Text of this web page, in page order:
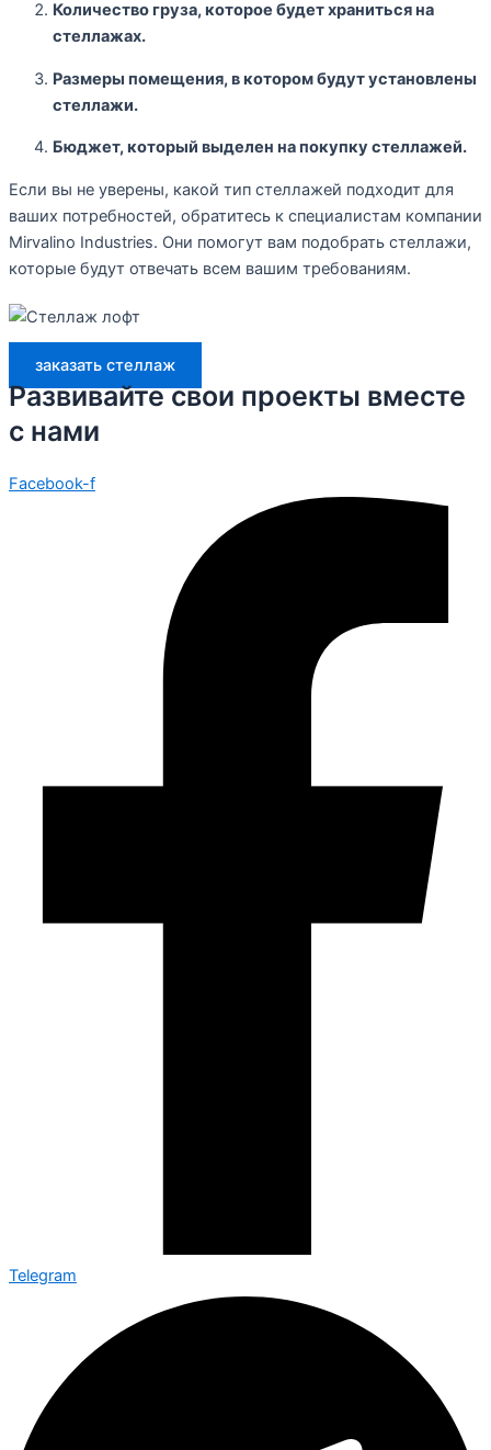
Количество груза, которое будет храниться на
стеллажах.
Размеры помещения, в котором будут установлены
стеллажи.
Бюджет, который выделен на покупку стеллажей.
Если вы не уверены, какой тип стеллажей подходит для
ваших потребностей, обратитесь к специалистам компании
Mirvalino Industries. Они помогут вам подобрать стеллажи,
которые будут отвечать всем вашим требованиям.
заказать стеллаж
Развивайте свои проекты вместе
с нами
Facebook-f
Telegram